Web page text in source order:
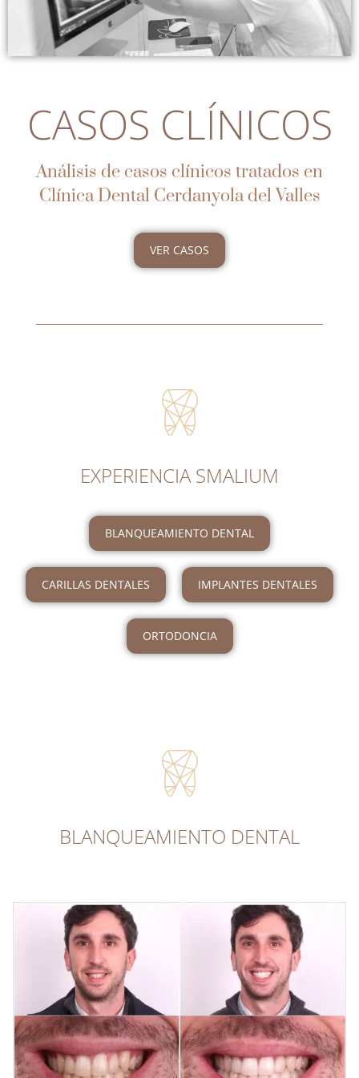
CASOS CLÍNICOS
Análisis de casos clínicos tratados en
Clínica Dental Cerdanyola del Valles
VER CASOS
EXPERIENCIA SMALIUM
BLANQUEAMIENTO DENTAL
CARILLAS DENTALES IMPLANTES DENTALES
ORTODONCIA
BLANQUEAMIENTO DENTAL​